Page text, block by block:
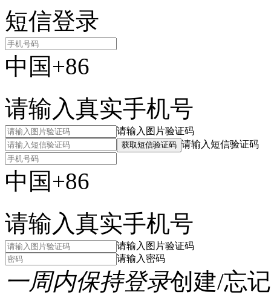
短信登录
中国+86
请输入真实手机号
请输入图片验证码
获取短信验证码 请输入短信验证码
中国+86
请输入真实手机号
请输入图片验证码
请输入密码
一周内保持登录创建/忘